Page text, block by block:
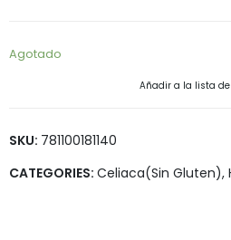
Agotado
Añadir a la lista de
SKU: 781100181140
CATEGORIES: Celiaca(Sin Gluten),